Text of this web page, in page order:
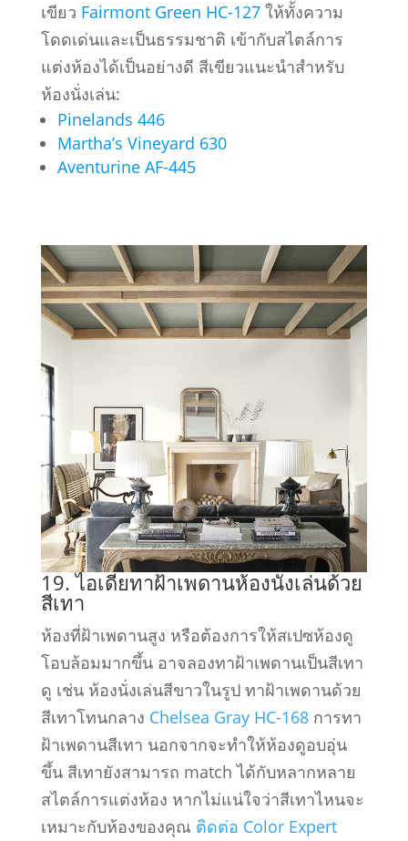
เขียว Fairmont Green HC-127ให้ทั้งความ
โดดเด่นและเป็นธรรมชาติ เข้ากับสไตล์การ
แต่งห้องได้เป็นอย่างดี สีเขียวแนะนำสำหรับ
ห้องนั่งเล่น:
Pinelands 446
Martha’s Vineyard 630
Aventurine AF-445
19. ไอเดียทาฝ้าเพดานห้องนั่งเล่นด้วย
สีเทา
ห้องที่ฝ้าเพดานสูง หรือต้องการให้สเปซห้องดู
โอบล้อมมากขึ้น อาจลองทาฝ้าเพดานเป็นสีเทา
ดู เช่น ห้องนั่งเล่นสีขาวในรูป ทาฝ้าเพดานด้วย
สีเทาโทนกลาง Chelsea Gray HC-168การทา
ฝ้าเพดานสีเทา นอกจากจะทำให้ห้องดูอบอุ่น
ขึ้น สีเทายังสามารถ match ได้กับหลากหลาย
สไตล์การแต่งห้อง หากไม่แน่ใจว่าสีเทาไหนจะ
เหมาะกับห้องของคุณ ติดต่อ Color Expert